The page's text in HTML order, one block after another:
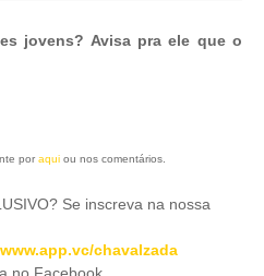
jovens? Avisa pra ele que o
por aqui ou nos comentários.
Se inscreva na nossa
www.app.vc/chavalzada